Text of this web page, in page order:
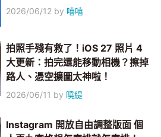
2026/06/12 by 嘻嘻
拍照手殘有救了！iOS 27 照片 4
大更新：拍完還能移動相機？擦掉
路人、憑空擴圖太神啦！
2026/06/11 by 曉緹
Instagram 開放自由調整版面 個